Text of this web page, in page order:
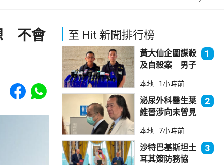
不會
Share to Facebook
Share to WhatsApp
至 Hit 新聞排行榜
黃大仙企圖謀殺
及自殺案 男子
墮樓亡
1
本地 1小時前
泌尿外科醫生葉
維晉涉向未曾見
委會繼續聆訊
2
本地 7小時前
沙特巴基斯坦土
耳其簽防務協
3